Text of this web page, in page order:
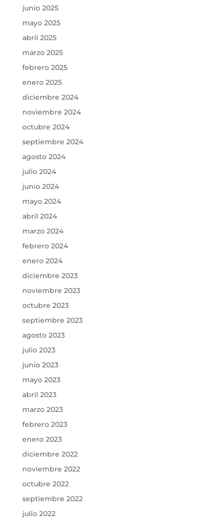
junio 2025
mayo 2025
abril 2025
marzo 2025
febrero 2025
enero 2025
diciembre 2024
noviembre 2024
octubre 2024
septiembre 2024
agosto 2024
julio 2024
junio 2024
mayo 2024
abril 2024
marzo 2024
febrero 2024
enero 2024
diciembre 2023
noviembre 2023
octubre 2023
septiembre 2023
agosto 2023
julio 2023
junio 2023
mayo 2023
abril 2023
marzo 2023
febrero 2023
enero 2023
diciembre 2022
noviembre 2022
octubre 2022
septiembre 2022
julio 2022